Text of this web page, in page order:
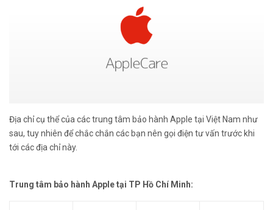
Địa chỉ cụ thể của các trung tâm bảo hành Apple tại Việt Nam như
sau, tuy nhiên để chắc chắn các bạn nên gọi điện tư vấn trước khi
tới các địa chỉ này.
Trung tâm bảo hành Apple tại TP Hồ Chí Minh: